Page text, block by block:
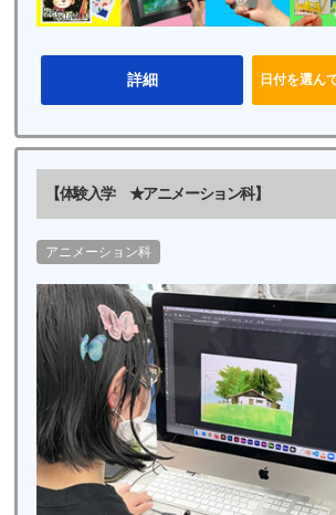
詳細
【体験入学 ★アニメーション科】
アニメーション科